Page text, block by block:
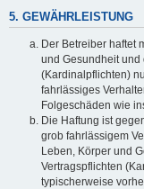
5. GEWÄHRLEISTUNG
Der Betreiber haftet
und Gesundheit und
(Kardinalpflichten)
fahrlässiges
Folgeschäden wie
Die Haftung ist
grob fahrlässigem
Leben, Körper und
Vertragspflichten
typischerweise